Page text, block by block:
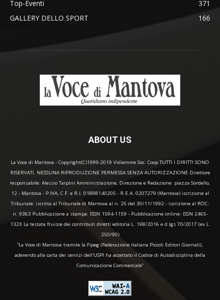
Top-Eventi
371
GALLERY DELLO SPORT
166
ABOUT US
La Voce di Mantova - Copyright(C)1999-2019 Vidiemme Soc. Coop TUTTI I DIRITTI SONO
RISERVATI. NESSUNA RIPRODUZIONE PERMESSA SENZA AUTORIZZAZIONE Direttore
responsabile: Alessio Tarpini Amministrazione, Direzione e Redazione: piazza Sordello,
12 - Mantova - P.IVA, C.F. e R.I. 01898140205 - R.E.A. 0207279 (Mantova) iscrizione al
Tribunale: iscritta al Tribunale di Mantova al n. 25 del 30/11/1992 - iscrizione al ROC:
n. 9363 Pubblicazione a stampa: ISSN 1594-1159 - Pubblicazione online: ISSN 2465-
132X La testata fruisce dei contributi diretti editoria L. 198/2016 e d.lgs 70/2017 (ex L.
250/90)
“La Voce di Mantova tramite la Fipeg (Federazione Italiana Piccoli Editori Giornali),
aderendo alla carta dei servizi dell'USPI ha accettato il Codice di Autodisciplina della
Comunicazione Commerciale"